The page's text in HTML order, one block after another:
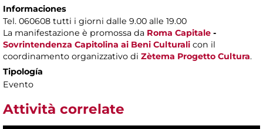
Informaciones
Tel. 060608 tutti i giorni dalle 9.00 alle 19.00
La manifestazione è promossa da Roma Capitale -
Sovrintendenza Capitolina ai Beni Culturali con il
coordinamento organizzativo di Zètema Progetto Cultura.
Tipología
Evento
Attività correlate